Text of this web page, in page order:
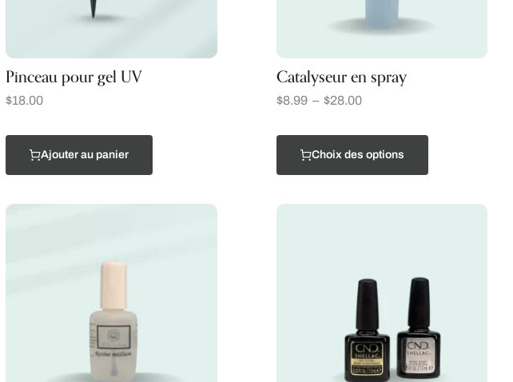
Pinceau pour gel UV
$18.00
Ajouter au panier
Catalyseur en spray
$8.99 – $28.00
Choix des options